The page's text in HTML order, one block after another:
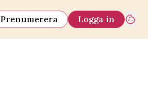
Prenumerera Logga in